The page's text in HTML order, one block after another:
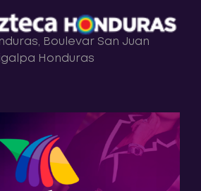
Boulevar San Juan
Honduras